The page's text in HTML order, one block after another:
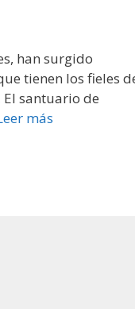
han surgido
tienen los fieles
santuario de
más